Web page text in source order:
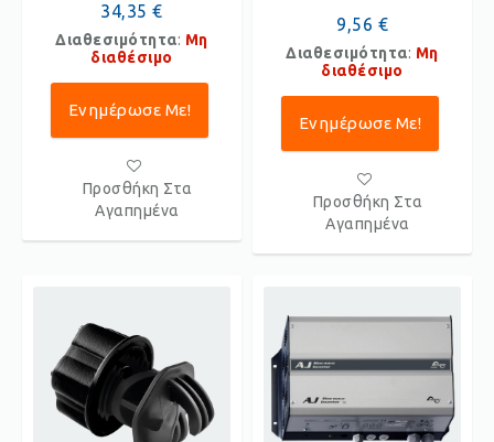
34,35 €
Διαθεσιμότητα: Μη
διαθέσιμο
Ενημέρωσε Με!
Προσθήκη Στα
Αγαπημένα
9,56 €
Διαθεσιμότητα: Μη
διαθέσιμο
Ενημέρωσε Με!
Προσθήκη Στα
Αγαπημένα